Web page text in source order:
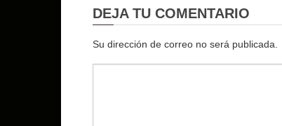
DEJA TU COMENTARIO
Su dirección de correo no será publicada.